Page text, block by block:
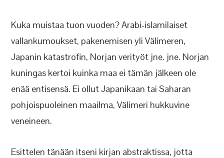
Kuka muistaa tuon vuoden? Arabi-islamilaiset
vallankumoukset, pakenemisen yli Välimeren,
Japanin katastrofin, Norjan verityöt jne. jne. Norjan
kuningas kertoi kuinka maa ei tämän jälkeen ole
enää entisensä. Ei ollut Japanikaan tai Saharan
pohjoispuoleinen maailma, Välimeri hukkuvine
veneineen.
Esittelen tänään itseni kirjan abstraktissa, jotta